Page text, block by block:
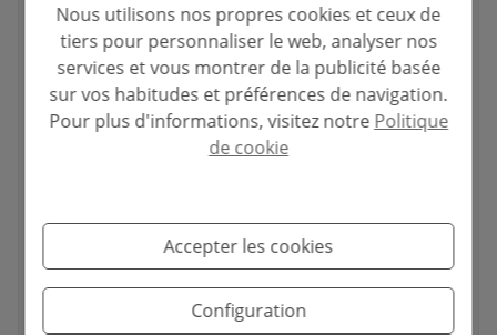
Email*
Votre numéro de téléphone*
Votre message
Nous utilisons nos propres cookies et ceux de
tiers pour personnaliser le web, analyser nos
services et vous montrer de la publicité basée
sur vos habitudes et préférences de navigation.
Pour plus d'informations, visitez notre Politique
de cookie
Accepter les cookies
Configuration